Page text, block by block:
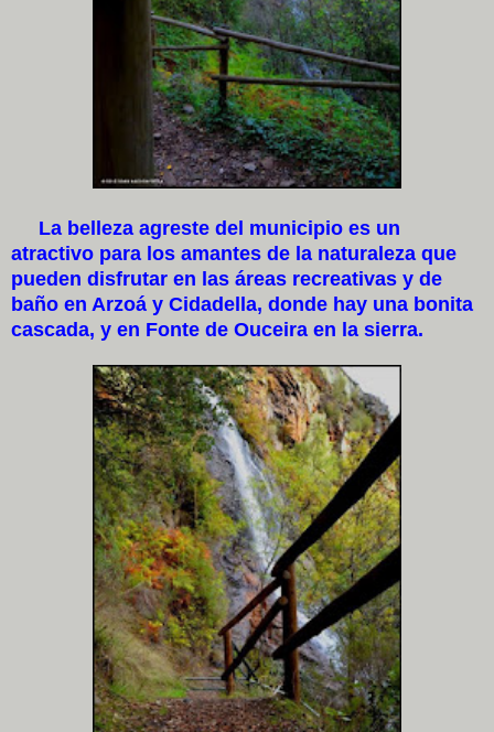
La belleza agreste del municipio es un
atractivo para los amantes de la naturaleza que
pueden disfrutar en las áreas recreativas y de
baño en Arzoá y Cidadella, donde hay una bonita
cascada, y en Fonte de Ouceira en la sierra.